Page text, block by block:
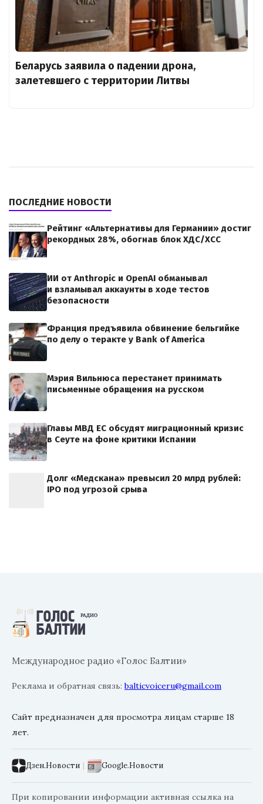
Беларусь заявила о падении дрона,
залетевшего с территории Литвы
ПОСЛЕДНИЕ НОВОСТИ
Рейтинг «Альтернативы для Германии» достиг
рекордных 28%, обогнав блок ХДС/ХСС
ИИ от Anthropic и OpenAI обманывал
и взламывал аккаунты в ходе тестов
безопасности
Франция предъявила обвинение бельгийке
по делу о теракте у Bank of America
Мэрия Вильнюса перестанет принимать
письменные обращения на русском
Главы МВД ЕС обсудят миграционный кризис
в Сеуте на фоне критики Испании
Долг «Медскана» превысил 20 млрд рублей:
IPO под угрозой срыва
Международное радио «Голос Балтии»
Реклама и обратная связь:balticvoiceru@gmail.com
Сайт предназначен для просмотра лицам старше 18
лет.
Дзен.Новости | Google.Новости
При копировании информации активная ссылка на